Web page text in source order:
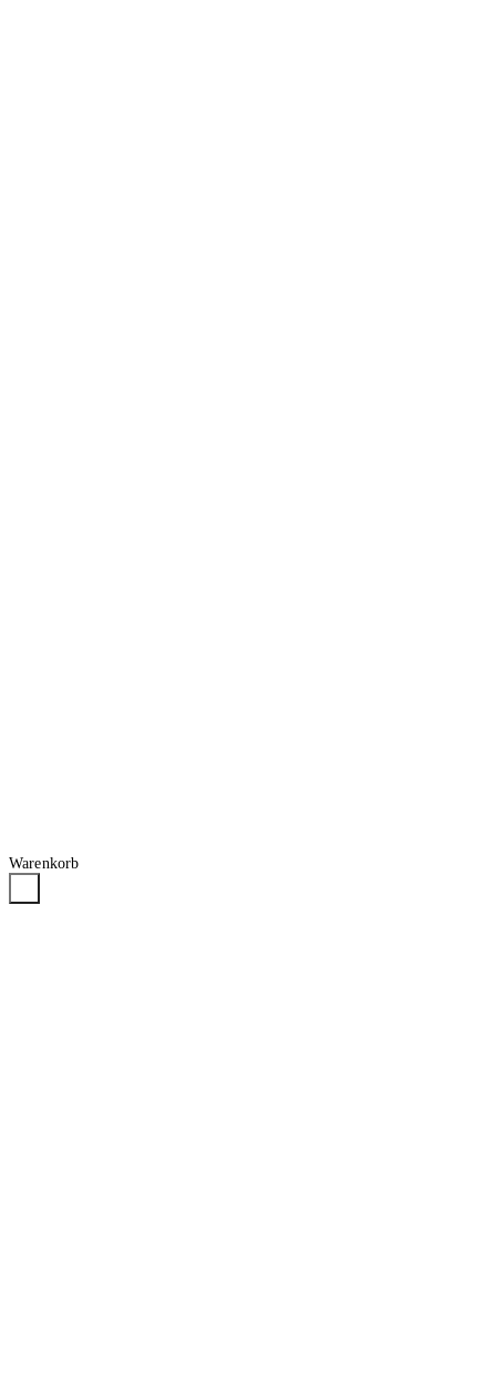
Warenkorb